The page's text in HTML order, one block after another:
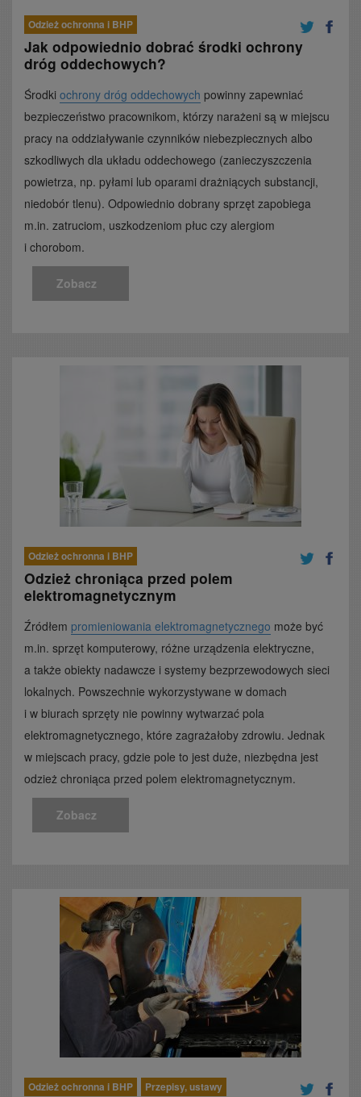
Odzież ochronna i BHP
Jak odpowiednio dobrać środki ochrony
dróg oddechowych?
Środki ochrony dróg oddechowych powinny zapewniać
bezpieczeństwo pracownikom, którzy narażeni są w miejscu
pracy na oddziaływanie czynników niebezpiecznych albo
szkodliwych dla układu oddechowego (zanieczyszczenia
powietrza, np. pyłami lub oparami drażniących substancji,
niedobór tlenu). Odpowiednio dobrany sprzęt zapobiega
m.in. zatruciom, uszkodzeniom płuc czy alergiom
i chorobom.
Zobacz
Odzież ochronna i BHP
Odzież chroniąca przed polem
elektromagnetycznym
Źródłem promieniowania elektromagnetycznego może być
m.in. sprzęt komputerowy, różne urządzenia elektryczne,
a także obiekty nadawcze i systemy bezprzewodowych sieci
lokalnych. Powszechnie wykorzystywane w domach
i w biurach sprzęty nie powinny wytwarzać pola
elektromagnetycznego, które zagrażałoby zdrowiu. Jednak
w miejscach pracy, gdzie pole to jest duże, niezbędna jest
odzież chroniąca przed polem elektromagnetycznym.
Zobacz
Odzież ochronna i BHP Przepisy, ustawy